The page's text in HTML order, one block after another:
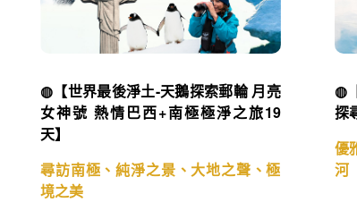
◍【世界最後淨土-天鵝探索郵輪 月亮
女神號 熱情巴西+南極極淨之旅19
天】
尋訪南極、純淨之景、大地之聲、極
境之美
◍
探
優
河